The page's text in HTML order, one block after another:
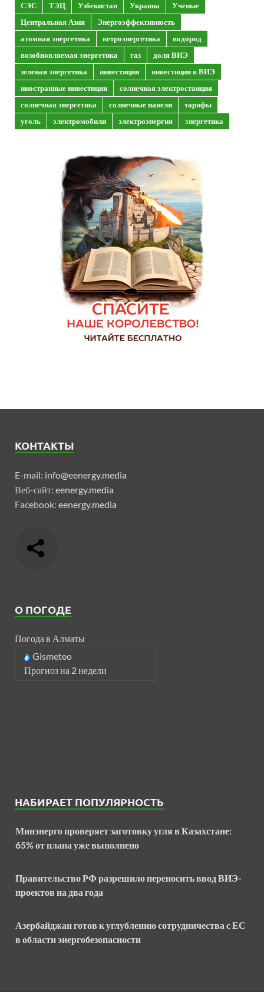
СЭС
ТЭЦ Узбекистан Украина
Ученые
Центральная Азия
Энергоэффективность
атомная энергетика
ветроэнергетика
водород
возобновляемая энергетика
газ
доля ВИЭ
зеленая энергетика
инвестиции
инвестиции в ВИЭ
иностранные инвестиции
солнечная электростанция
солнечная энергетика
солнечные панели
тарифы
уголь
электромобили электроэнергия энергетика
КОНТАКТЫ
E-mail: info@eenergy.media
Веб-сайт: eenergy.media
Facebook: eenergy.media
О ПОГОДЕ
Погода в Алматы
Gismeteo
Прогноз на 2 недели
НАБИРАЕТ ПОПУЛЯРНОСТЬ
Минэнерго проверяет заготовку угля в Казахстане:
65% от плана уже выполнено
Правительство РФ разрешило переносить ввод ВИЭ-
проектов на два года
Азербайджан готов к углублению сотрудничества с ЕС
в области энергобезопасности